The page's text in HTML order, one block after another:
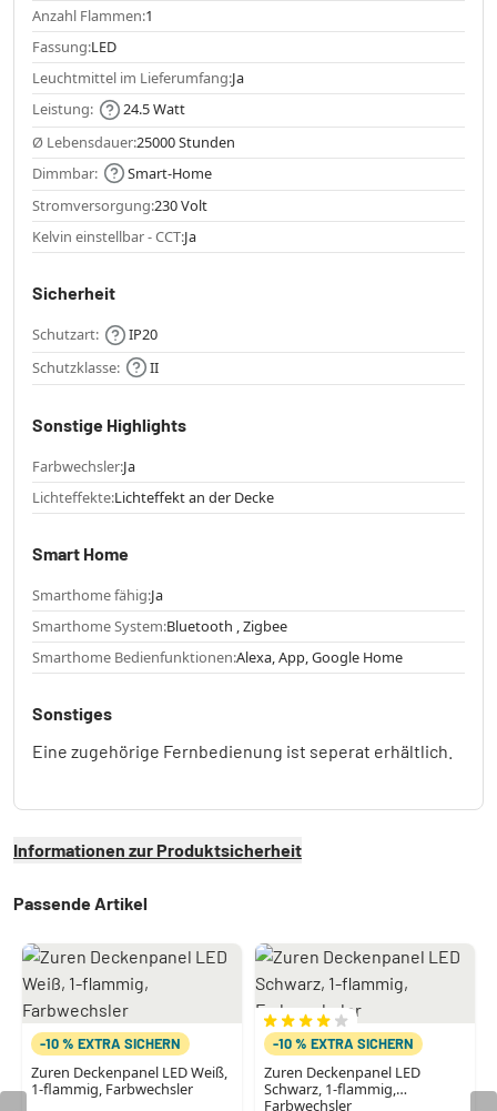
Anzahl Flammen:1
Fassung:LED
Leuchtmittel im Lieferumfang:Ja
Leistung:
24.5 Watt
Ø Lebensdauer:25000 Stunden
Dimmbar:
Smart-Home
Stromversorgung:230 Volt
Kelvin einstellbar - CCT:Ja
Sicherheit
Schutzart:
IP20
Schutzklasse:
II
Sonstige Highlights
Farbwechsler:Ja
Lichteffekte:Lichteffekt an der Decke
Smart Home
Smarthome fähig:Ja
Smarthome System:Bluetooth , Zigbee
Smarthome Bedienfunktionen:Alexa, App, Google Home
Sonstiges
Eine zugehörige Fernbedienung ist seperat erhältlich.
Informationen zur Produktsicherheit
Passende Artikel
-10 % EXTRA SICHERN
Zuren Deckenpanel LED Weiß,
1-flammig, Farbwechsler
-10 % EXTRA SICHERN
Zuren Deckenpanel LED
Schwarz, 1-flammig,
Farbwechsler